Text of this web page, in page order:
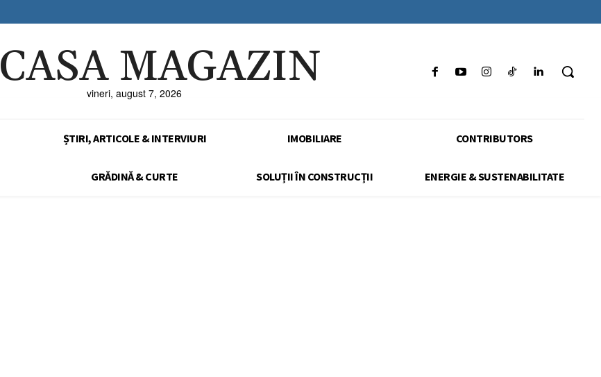
CASA MAGAZIN
vineri, august 7, 2026
ȘTIRI, ARTICOLE & INTERVIURI IMOBILIARE CONTRIBUTORS
GRĂDINĂ & CURTE SOLUȚII ÎN CONSTRUCȚII ENERGIE & SUSTENABILITATE